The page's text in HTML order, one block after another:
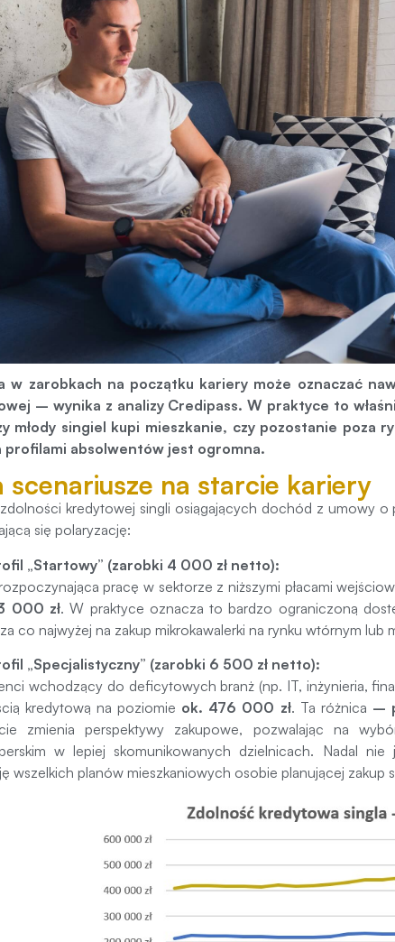
w zarobkach na początku kariery może oznaczać
– wynika z analizy Credipass. W praktyce to
młody singiel kupi mieszkanie, czy pozostanie poza
profilami absolwentów jest ogromna.
scenariusze na starcie kariery
kredytowej singli osiągających dochód z umowy
się polaryzację:
„Startowy” (zarobki 4 000 zł netto):
pracę w sektorze z niższymi płacami
000 zł. W praktyce oznacza to bardzo ograniczoną
co najwyżej na zakup mikrokawalerki na rynku wtórnym lub
„Specjalistyczny” (zarobki 6 500 zł netto):
wchodzący do deficytowych branż (np. IT, inżynieria,
kredytową na poziomie ok. 476 000 zł. Ta różnica –
zmienia perspektywy zakupowe, pozwalając na
w lepiej skomunikowanych dzielnicach. Nadal
wszelkich planów mieszkaniowych osobie planującej zakup